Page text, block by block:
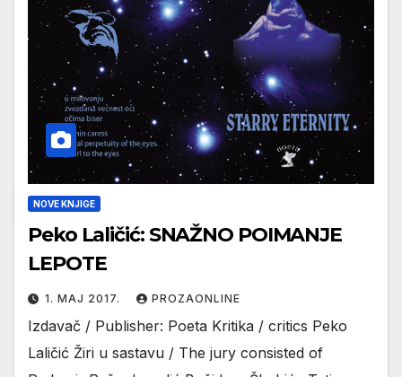
NOVE KNJIGE
Peko Laličić: SNAŽNO POIMANJE
LEPOTE
1. МАЈ 2017. PROZAONLINE
Izdavač / Publisher: Poeta Kritika / critics Peko
Laličić Žiri u sastavu / The jury consisted of